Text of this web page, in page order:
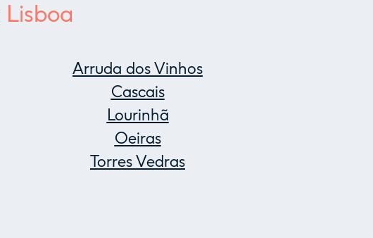
Lisboa
Arruda dos Vinhos
Cascais
Lourinhã
Oeiras
Torres Vedras